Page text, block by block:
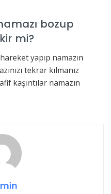
bozup
mi?
yapıp namazın
tekrar kılmanız
kaşıntılar namazın